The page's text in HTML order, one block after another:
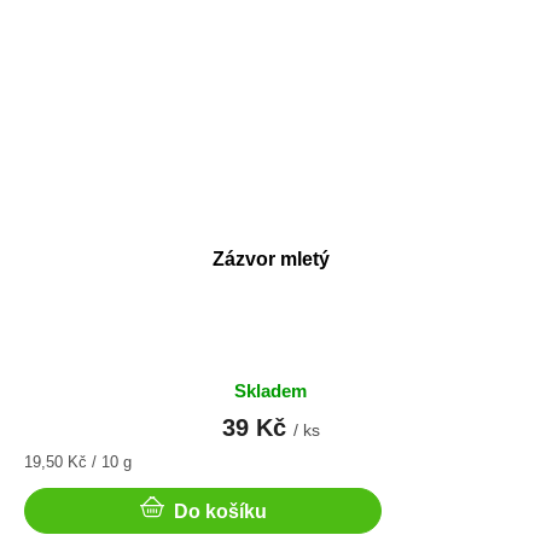
Zázvor mletý
Skladem
39 Kč / ks
Měrná
19,50 Kč / 10 g
Do košíku